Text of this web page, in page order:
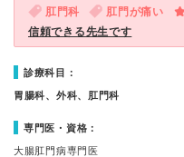
肛門科 肛門が痛い
信頼できる先生です
診療科目：
胃腸科、外科、肛門科
専門医・資格：
大腸肛門病専門医